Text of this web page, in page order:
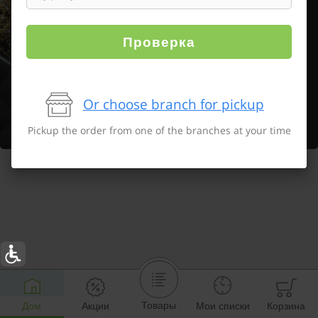
Дом Акции Товары Мои списки Корзина
Проверка
Or choose branch for pickup
Pickup the order from one of the branches at your time